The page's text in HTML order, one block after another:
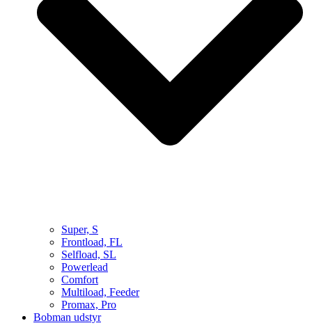
Super, S
Frontload, FL
Selfload, SL
Powerlead
Comfort
Multiload, Feeder
Promax, Pro
Bobman udstyr